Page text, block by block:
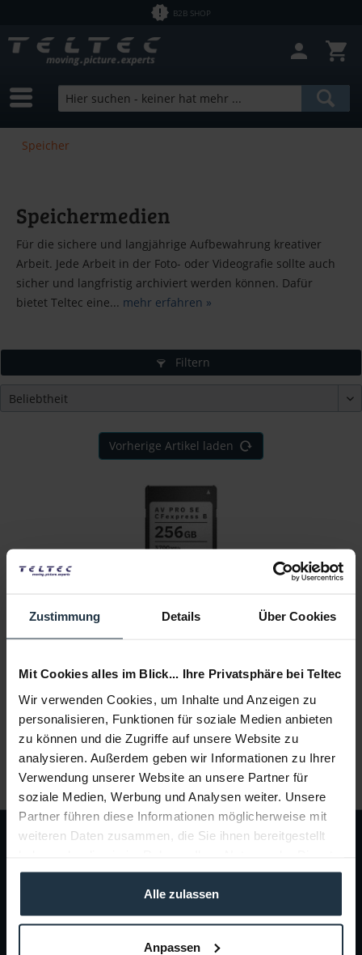
Zustimmung Details Über Cookies
Mit Cookies alles im Blick... Ihre Privatsphäre bei Teltec
Wir verwenden Cookies, um Inhalte und Anzeigen zu
personalisieren, Funktionen für soziale Medien anbieten
zu können und die Zugriffe auf unsere Website zu
analysieren. Außerdem geben wir Informationen zu Ihrer
Verwendung unserer Website an unsere Partner für
soziale Medien, Werbung und Analysen weiter. Unsere
Partner führen diese Informationen möglicherweise mit
weiteren Daten zusammen, die Sie ihnen bereitgestellt
gesammelt haben.
Alle zulassen
Anpassen
B2B SHOP
Speicher
Speichermedien
Für die sichere und langjährige Aufbewahrung kreativer
Arbeit. Jede Arbeit in der Foto- oder Videografie sollte auch
sicher und langfristig archiviert werden können. Dafür
bietet Teltec eine... mehr erfahren »
Filtern
Vorherige Artikel laden
max. 3.700 MB/s Lese- und max. 550 MB/s...
€ 218,40
Brutto: € 259,90
Liefertermin bitte anfragen
Teltec | Video-, Audio- & Studio-Equipment.